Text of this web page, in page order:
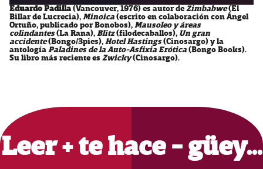
Eduardo Padilla(Vancouver, 1976) es autor deZimbabwe(El
Billar de Lucrecia),Minoica(escrito en colaboración con Ángel
Ortuño, publicado por Bonobos),Mausoleo y áreas
colindantes(La Rana),Blitz(filodecaballos), Un gran
accidente(Bongo/3pies),Hotel Hastings(Cinosargo) y la
antologíaPaladines de la Auto-Asfixia Erótica(Bongo Books).
Su libro más reciente es Zwicky(Cinosargo).
Primary
Sidebar
Leer + te hace - güey…